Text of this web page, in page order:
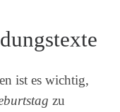
ist es wichtig,
zu